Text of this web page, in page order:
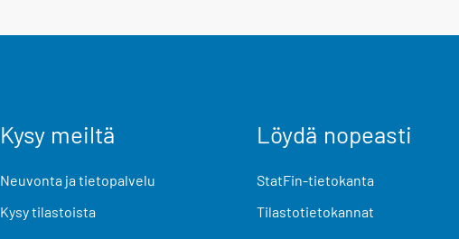
Kysy meiltä
Neuvonta ja tietopalvelu
Kysy tilastoista
Löydä nopeasti
StatFin-tietokanta
Tilastotietokannat